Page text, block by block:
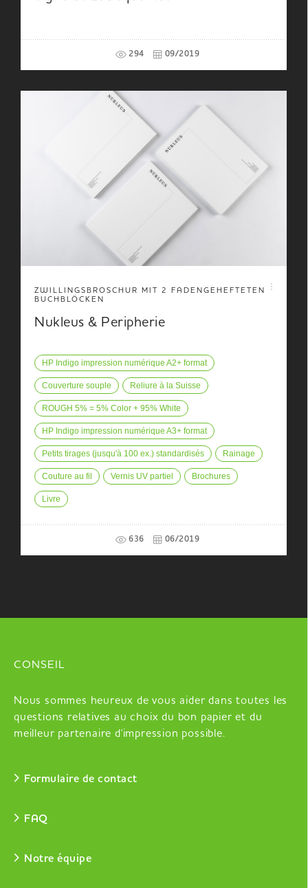
294 09/2019
ZWILLINGSBROSCHUR MIT 2 FADENGEHEFTETEN
BUCHBLÖCKEN
Nukleus & Peripherie
HP Indigo impression numérique A2+ format
Couverture souple Reliure à la Suisse
ROUGH 5% = 5% Color + 95% White
HP Indigo impression numérique A3+ format
Petits tirages (jusqu'à 100 ex.) standardisés Rainage
Couture au fil Vernis UV partiel Brochures
Livre
636 06/2019
CONSEIL
Nous sommes heureux de vous aider dans toutes les
questions relatives au choix du bon papier et du
meilleur partenaire d'impression possible.
Formulaire de contact
FAQ
Notre équipe